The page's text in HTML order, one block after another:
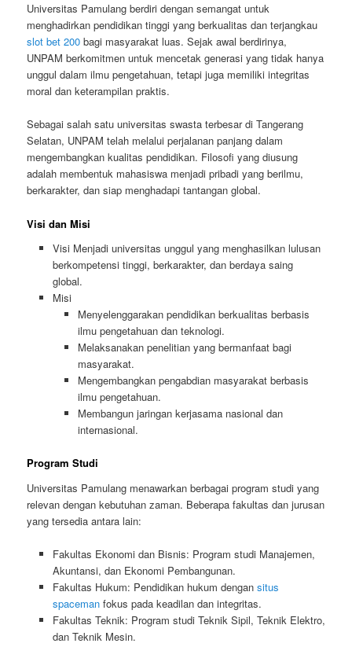
Universitas Pamulang berdiri dengan semangat untuk
menghadirkan pendidikan tinggi yang berkualitas dan terjangkau
slot bet 200 bagi masyarakat luas. Sejak awal berdirinya,
UNPAM berkomitmen untuk mencetak generasi yang tidak hanya
unggul dalam ilmu pengetahuan, tetapi juga memiliki integritas
moral dan keterampilan praktis.
Sebagai salah satu universitas swasta terbesar di Tangerang
Selatan, UNPAM telah melalui perjalanan panjang dalam
mengembangkan kualitas pendidikan. Filosofi yang diusung
adalah membentuk mahasiswa menjadi pribadi yang berilmu,
berkarakter, dan siap menghadapi tantangan global.
Visi dan Misi
Visi Menjadi universitas unggul yang menghasilkan lulusan
berkompetensi tinggi, berkarakter, dan berdaya saing
global.
Misi
Menyelenggarakan pendidikan berkualitas berbasis
ilmu pengetahuan dan teknologi.
Melaksanakan penelitian yang bermanfaat bagi
masyarakat.
Mengembangkan pengabdian masyarakat berbasis
ilmu pengetahuan.
Membangun jaringan kerjasama nasional dan
internasional.
Program Studi
Universitas Pamulang menawarkan berbagai program studi yang
relevan dengan kebutuhan zaman. Beberapa fakultas dan jurusan
yang tersedia antara lain:
Fakultas Ekonomi dan Bisnis: Program studi Manajemen,
Akuntansi, dan Ekonomi Pembangunan.
Fakultas Hukum: Pendidikan hukum dengan situs
spacemanfokus pada keadilan dan integritas.
Fakultas Teknik: Program studi Teknik Sipil, Teknik Elektro,
dan Teknik Mesin.